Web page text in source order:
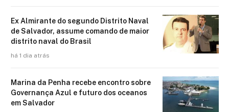
Ex Almirante do segundo Distrito Naval
de Salvador, assume comando de maior
distrito naval do Brasil
há 1 dia atrás
Marina da Penha recebe encontro sobre
Governança Azul e futuro dos oceanos
em Salvador